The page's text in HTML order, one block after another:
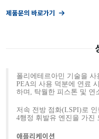
제품문의 바로가기
폴리에테르아민 기술을
PEA의 사용 덕분에 연료
하며, 탁월한 피스톤 및 연
저속 전방 점화(LSPI)로
4행정 휘발유 엔진을 가진
애플리케이션